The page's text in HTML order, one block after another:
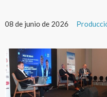
08 de junio de 2026